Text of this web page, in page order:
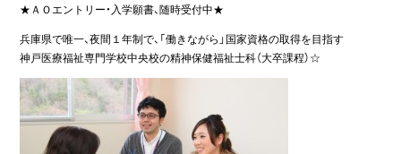
★ＡＯエントリー・入学願書、随時受付中★
兵庫県で唯一、夜間１年制で、「働きながら」国家資格の取得を目指す
神戸医療福祉専門学校中央校の精神保健福祉士科（大卒課程）☆